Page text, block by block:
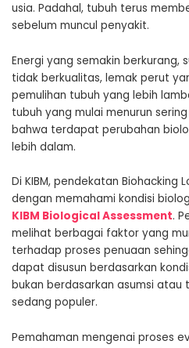
usia. Padahal, tubuh terus
sebelum muncul penyakit.
Energi yang semakin berkurang,
tidak berkualitas, lemak perut
pemulihan tubuh yang lebih
tubuh yang mulai menurun
bahwa terdapat perubahan
lebih dalam.
Di KIBM, pendekatan Biohacking
dengan memahami kondisi
KIBM Biological Assessment.
melihat berbagai faktor yang
terhadap proses penuaan
dapat disusun berdasarkan
bukan berdasarkan asumsi atau
sedang populer.
Pemahaman mengenai proses